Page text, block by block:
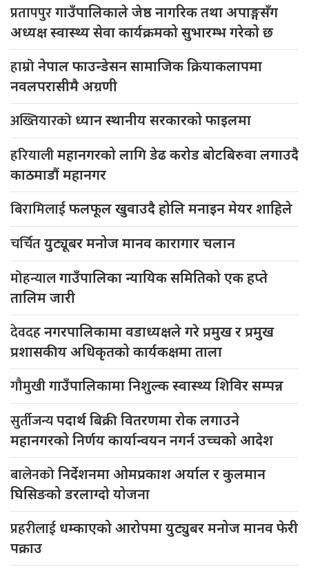
प्रतापपुरगाउँपालिकाले जेष्ठ नागरिक तथा अपाङ्गसँग
अध्यक्ष स्वास्थ्य सेवा कार्यक्रमको सुभारम्भ गरेको छ
हाम्रोनेपाल फाउन्डेसन सामाजिक क्रियाकलापमा
नवलपरासीमै अग्रणी
अख्तियारको ध्यान स्थानीय सरकारको फाइलमा
हरियालीमहानगरको लागि डेढ करोड बोटबिरुवा लगाउदै
काठमाडौं महानगर
बिरामिलाईफलफूल खुवाउदै होलि मनाइन मेयर शाहिले
चर्चितयुट्यूबर मनोज मानव कारागार चलान
मोहन्यालगाउँपालिका न्यायिक समितिको एक हप्ते
तालिम जारी
देवदहनगरपालिकामा वडाध्यक्षले गरे प्रमुख र प्रमुख
प्रशासकीय अधिकृतको कार्यकक्षमा ताला
गौमुखीगाउँपालिकामा निशुल्क स्वास्थ्य शिविर सम्पन्न
सुर्तीजन्यपदार्थ बिक्री वितरणमा रोक लगाउने
महानगरको निर्णय कार्यान्वयन नगर्न उच्चको आदेश
बालेनकोनिर्देशनमा ओमप्रकाश अर्याल र कुलमान
घिसिङको डरलाग्दो योजना
प्रहरीलाई धम्काएको आरोपमा युट्युबर मनोज मानव फेरी
पक्राउ